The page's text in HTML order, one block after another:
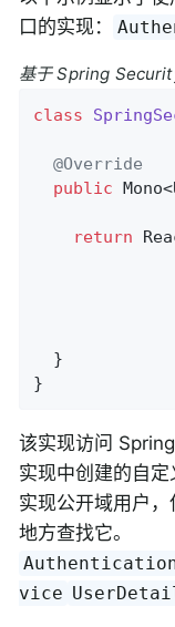
口的实现：
基于 Spring
class
@Override
public
return
  }
}
该实现访问
实现中创建的自
实现公开域用户
地方查找它。
vice